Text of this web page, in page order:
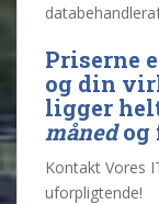
Priserne
og din
ligger
månedog
Kontakt Vores
uforpligtende!